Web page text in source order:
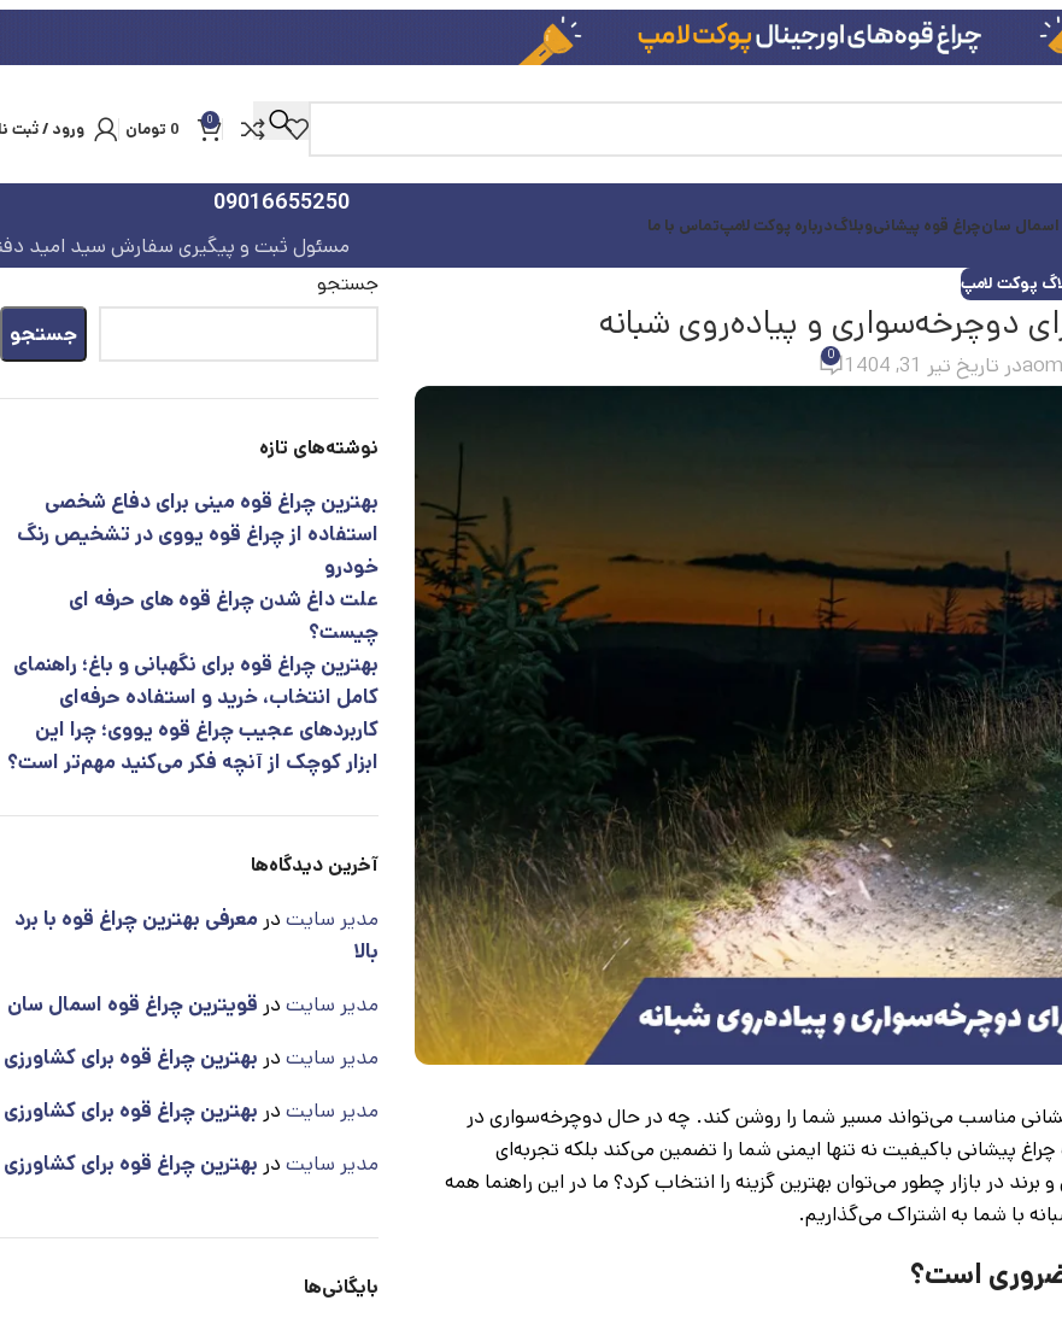
0
0 تومان ورود / ثبت
اسمال سانچراغ قوه پیشانیوبلاگدرباره پوکت لامپتماس با ما
09016655250
مسئول ثبت و پیگیری سفارش سید امید
پوکت لامپ
دوچرخه‌سواری و پیاده‌روی شبانه
در تاریخ تیر 31, 1404 0
مناسب می‌تواند مسیر شما را روشن کند. چه در حال دوچرخه‌سواری در
پیشانی باکیفیت نه تنها ایمنی شما را تضمین می‌کند بلکه تجربه‌ای
در بازار چطور می‌توان بهترین گزینه را انتخاب کرد؟ ما در این راهنما همه
با شما به اشتراک می‌گذاریم.
ضروری است؟
جستجو
جستجو
نوشته‌های تازه
بهترین چراغ قوه مینی برای دفاع شخصی
استفاده از چراغ قوه یووی در تشخیص رنگ
خودرو
علت داغ شدن چراغ قوه های حرفه ای
چیست؟
بهترین چراغ قوه برای نگهبانی و باغ؛ راهنمای
کامل انتخاب، خرید و استفاده حرفه‌ای
کاربردهای عجیب چراغ قوه یووی؛ چرا این
ابزار کوچک از آنچه فکر می‌کنید مهم‌تر است؟
آخرین دیدگاه‌ها
مدیر سایت در معرفی بهترین چراغ قوه با برد
بالا
مدیر سایت در قویترین چراغ قوه اسمال سان
مدیر سایت در بهترین چراغ قوه برای کشاورزی
مدیر سایت در بهترین چراغ قوه برای کشاورزی
مدیر سایت در بهترین چراغ قوه برای کشاورزی
بایگانی‌ها